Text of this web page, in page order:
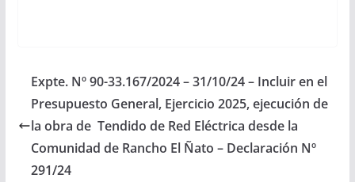
Expte. Nº 90-33.167/2024 – 31/10/24 – Incluir en el
Presupuesto General, Ejercicio 2025, ejecución de
la obra de Tendido de Red Eléctrica desde la
Comunidad de Rancho El Ñato – Declaración Nº
291/24